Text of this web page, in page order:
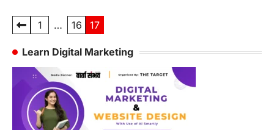
Posts
pagination
1 … 16 17
Learn Digital Marketing